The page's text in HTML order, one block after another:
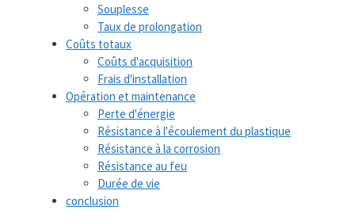
Souplesse
Taux de prolongation
Coûts totaux
Coûts d'acquisition
Frais d'installation
Opération et maintenance
Perte d'énergie
Résistance à l'écoulement du plastique
Résistance à la corrosion
Résistance au feu
Durée de vie
conclusion